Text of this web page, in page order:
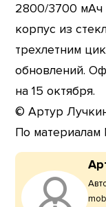
2800/3700 мАч
корпус из
трехлетним
обновлений.
на 15 октября.
© Артур
По материалам